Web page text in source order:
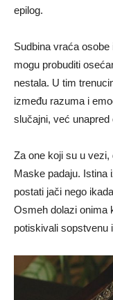
epilog.
Sudbina vraća
mogu probuditi
nestala. U tim
između razuma i
slučajni, već unapred
Za one koji su u
Maske padaju. Istina
postati jači nego
Osmeh dolazi onima
potiskivali sopstvenu